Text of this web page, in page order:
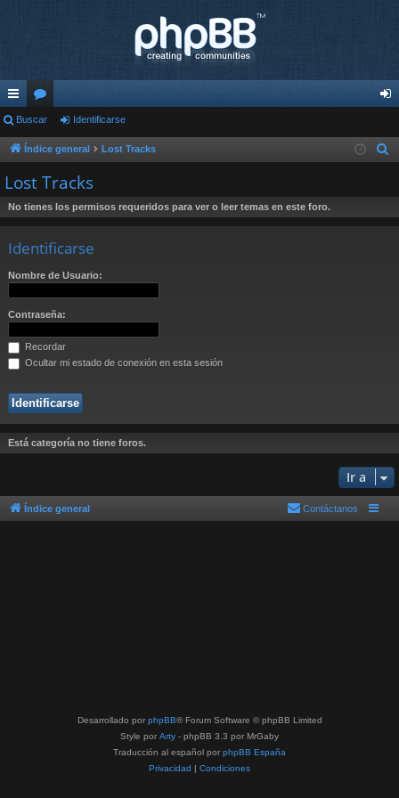
nl
ac
es
rá
do
s
or
os nti
ar
Buscar Identificarse
Índice general Lost Tracks
Lost Tracks
No tienes los permisos requeridos para ver o leer temas en este foro.
Identificarse
Nombre de Usuario:
Contraseña:
Recordar
Ocultar mi estado de conexión en esta sesión
Está categoría no tiene foros.
Ir a
Índice general Contáctanos
Desarrollado por phpBB® Forum Software © phpBB Limited
Style por Arty - phpBB 3.3 por MrGaby
Traducción al español por phpBB España
Privacidad | Condiciones